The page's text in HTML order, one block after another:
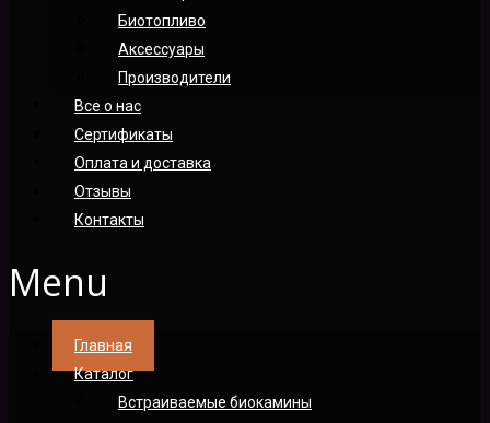
Биотопливо
Аксессуары
Производители
Все о нас
Сертификаты
Оплата и доставка
Отзывы
Контакты
Menu
Главная
Каталог
Встраиваемые биокамины